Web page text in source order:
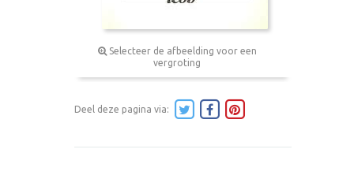
Selecteer de afbeelding voor een
vergroting
Deel deze pagina via: